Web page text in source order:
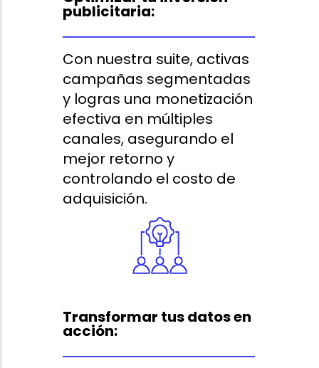
publicitaria:
Con nuestra suite, activas
campañas segmentadas
y logras una monetización
efectiva en múltiples
canales, asegurando el
mejor retorno y
controlando el costo de
adquisición.
Transformar tus datos en
acción: